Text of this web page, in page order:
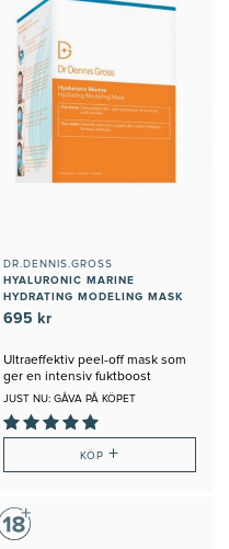
DR.DENNIS.GROSS
HYALURONIC MARINE
HYDRATING MODELING MASK
695 kr
Ultraeffektiv peel-off mask som
ger en intensiv fuktboost
JUST NU: GÅVA PÅ KÖPET
KÖP +